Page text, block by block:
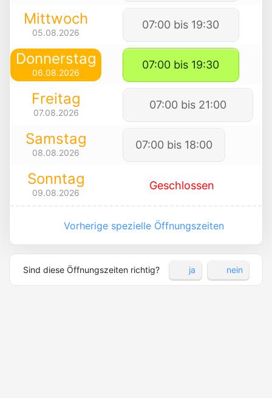
Mittwoch
05.08.2026
07:00 bis 19:30
Donnerstag
06.08.2026
07:00 bis 19:30
Freitag
07.08.2026
07:00 bis 21:00
Samstag
08.08.2026
07:00 bis 18:00
Sonntag
09.08.2026
Geschlossen
Vorherige spezielle Öffnungszeiten
Sind diese Öffnungszeiten richtig? ja nein